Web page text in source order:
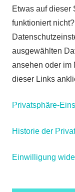
Etwas auf dieser
funktioniert
ausgewählten
ansehen oder im
dieser Links
Privatsphäre-
Historie der
Einwilligung